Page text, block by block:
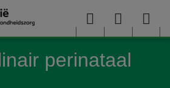
gaan
Menu User
menu
perinataal